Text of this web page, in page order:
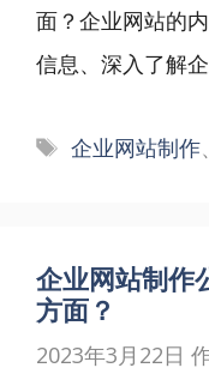
面？企业网站的
信息、深入了解
标
企业网站制作
企业网站制作
方面？
2023年3月22日